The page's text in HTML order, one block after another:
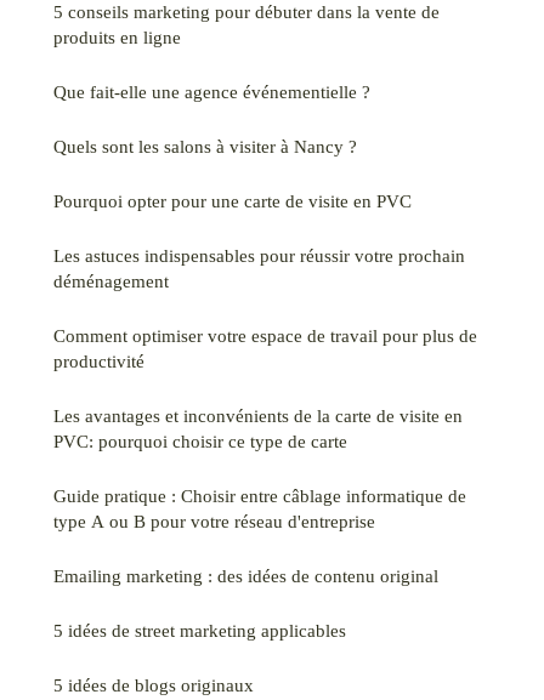
5 conseils marketing pour débuter dans la vente de
produits en ligne
Que fait-elle une agence événementielle ?
Quels sont les salons à visiter à Nancy ?
Pourquoi opter pour une carte de visite en PVC
Les astuces indispensables pour réussir votre prochain
déménagement
Comment optimiser votre espace de travail pour plus de
productivité
Les avantages et inconvénients de la carte de visite en
PVC: pourquoi choisir ce type de carte
Guide pratique : Choisir entre câblage informatique de
type A ou B pour votre réseau d'entreprise
Emailing marketing : des idées de contenu original
5 idées de street marketing applicables
5 idées de blogs originaux